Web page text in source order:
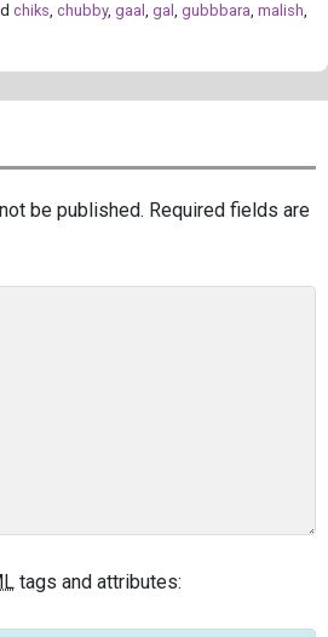
chiks, chubby, gaal , gal , gubbbara, malish,
be published. Required fields are
tags and attributes: